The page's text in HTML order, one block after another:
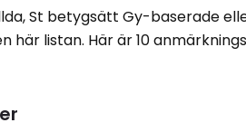
St betygsätt Gy-baserade
listan. Här är 10